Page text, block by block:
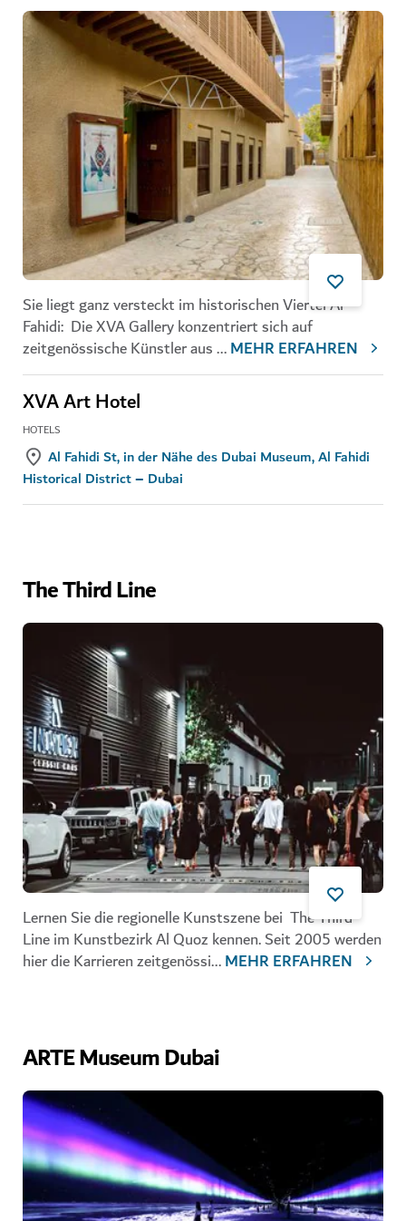
Sie liegt ganz versteckt im historischen Viertel Al
Fahidi: Die XVA Gallerykonzentriert sich auf
zeitgenössische Künstler aus...MEHR ERFAHREN
XVA Art Hotel
HOTELS
Al Fahidi St, in der Nähe des Dubai Museum, Al Fahidi
Historical District – Dubai
The Third Line
Lernen Sie die regionelle Kunstszene bei The Third
Lineim Kunstbezirk Al Quoz kennen. Seit 2005 werden
hier die Karrieren zeitgenössi...MEHR ERFAHREN
ARTE Museum Dubai